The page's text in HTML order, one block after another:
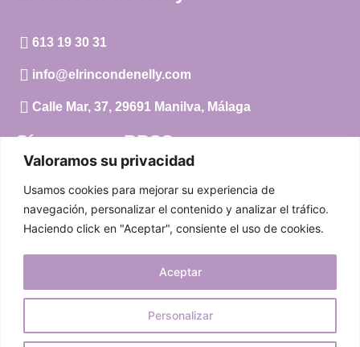
Valoramos su privacidad
Usamos cookies para mejorar su experiencia de
navegación, personalizar el contenido y analizar el tráfico.
Haciendo click en "Aceptar", consiente el uso de cookies.
Personalizar
Aceptar
613 19 30 31
info@elrincondenelly.com
Calle Mar, 37, 29691 Manilva, Málaga
Síguenos en RRSS
Facebook
Política de privacidad